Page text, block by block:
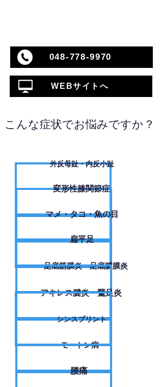
048-778-9970
WEBサイトへ
こんな症状でお悩みですか？
外反母趾・内反小趾
変形性膝関節症
​マメ・タコ・魚の目
扁平足
足底筋膜炎・足底腱膜炎
アキレス腱炎・鵞足炎
シンスプリント
モートン病
腰痛